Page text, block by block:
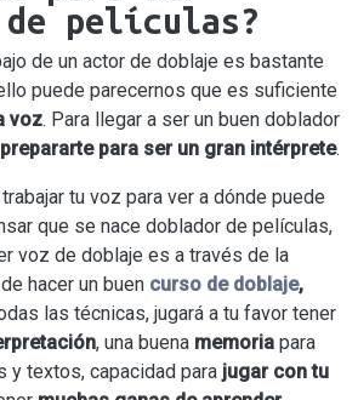
películas?
de un actor de doblaje es bastante
puede parecernos que es suficiente
voz. Para llegar a ser un buen doblador
prepararte para ser un gran intérprete.
tu voz para ver a dónde puede
que se nace doblador de películas,
voz de doblaje es a través de la
hacer un buen curso de doblaje,
las técnicas, jugará a tu favor tener
, una buena memoria para
y textos, capacidad para jugar con tu